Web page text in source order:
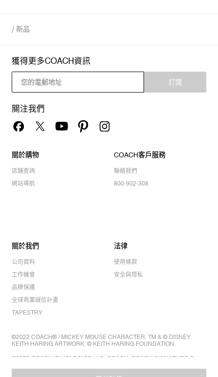
/ 新品
獲得更多COACH資訊
訂閱
關注我們
關於購物
店舖查詢
網站導航
COACH客戶服務
聯絡我們
800-902-308
關於我們
公司資料
工作機會
品牌保護
全球商業誠信計畫
TAPESTRY
法律
使用條款
安全與隱私
©2022 COACH® / MICKEY MOUSE CHARACTER: TM & © DISNEY.
KEITH HARING ARTWORK: © KEITH HARING FOUNDATION.
©2022 COACH IP HOLDINGS LLC. COACH, COACH SIGNATURE C